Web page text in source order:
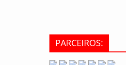
PARCEIROS: